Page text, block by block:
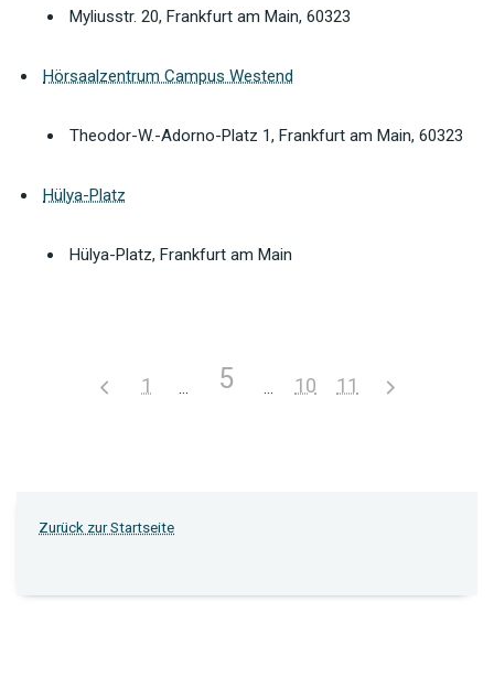
Myliusstr. 20, Frankfurt am Main, 60323
Hörsaalzentrum Campus Westend
Theodor-W.-Adorno-Platz 1, Frankfurt am Main, 60323
Hülya-Platz
Hülya-Platz, Frankfurt am Main
1 5 10 11
Zurück zur Startseite